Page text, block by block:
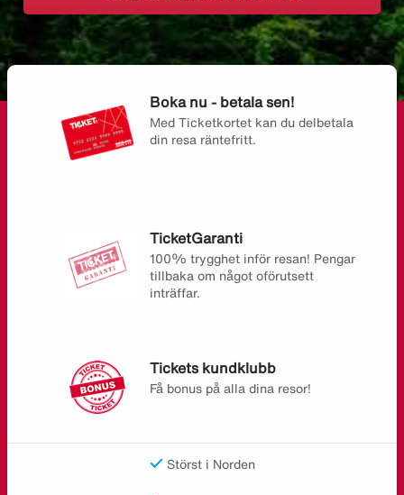
Boka nu - betala sen!
Med Ticketkortet kan du delbetala
din resa räntefritt.
TicketGaranti
100% trygghet inför resan! Pengar
tillbaka om något oförutsett
inträffar.
Tickets kundklubb
Få bonus på alla dina resor!
Störst i Norden